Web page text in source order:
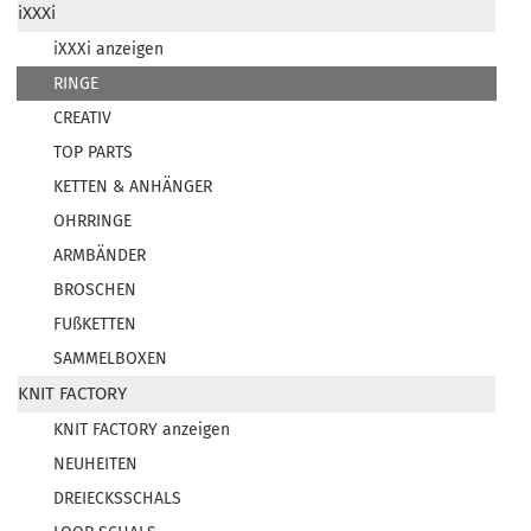
iXXXi
iXXXi anzeigen
RINGE
CREATIV
TOP PARTS
KETTEN & ANHÄNGER
OHRRINGE
ARMBÄNDER
BROSCHEN
FUßKETTEN
SAMMELBOXEN
KNIT FACTORY
KNIT FACTORY anzeigen
NEUHEITEN
DREIECKSSCHALS